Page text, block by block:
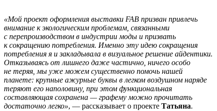
«Мой проект оформления выставки FAB призван привлечь
внимание к экологическим проблемам, связанными
с перепроизводством в индустрии моды и призвать
к сокращению потребления. Именно эту идею сокращения
потребления я и закладывала в визуальное решение айдентики.
Отказываясь от лишнего даже частично, ничего особо
не теряя, мы уже можем существенно помочь нашей
планете: крупные ажурные буквы в легком воздушном наряде
теряют его наполовину, при этом функциональная
составляющая сохранена — графему можно прочитать
достаточно легко», — рассказывает о проекте Татьяна.